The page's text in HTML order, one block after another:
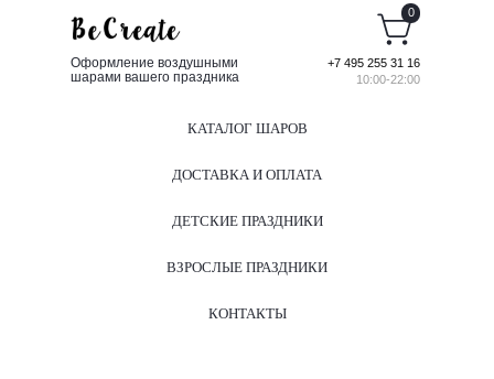
Оформление воздушными
шарами вашего праздника
+7 495 255 31 16
10:00-22:00
0
КАТАЛОГ ШАРОВ
ДОСТАВКА И ОПЛАТА
ДЕТСКИЕ ПРАЗДНИКИ
ВЗРОСЛЫЕ ПРАЗДНИКИ
КОНТАКТЫ